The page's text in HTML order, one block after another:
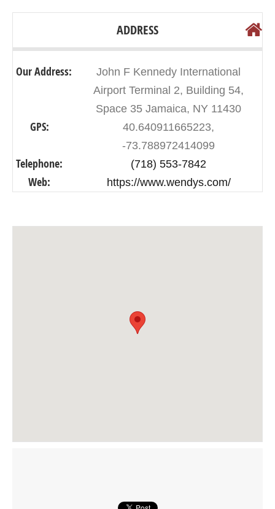
ADDRESS
Our Address:
John F Kennedy International
Airport Terminal 2, Building 54,
Space 35 Jamaica, NY 11430
GPS:
40.640911665223,
-73.788972414099
Telephone: (718) 553-7842
Web: https://www.wendys.com/